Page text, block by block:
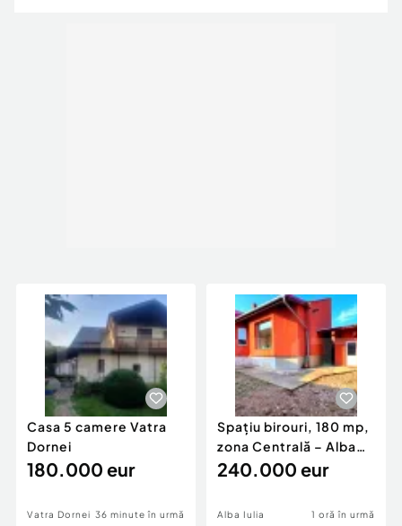
Casa 5 camere Vatra
Dornei
180.000 eur
Vatra Dornei 36 minute în urmă
Spațiu birouri, 180 mp,
zona Centrală – Alba
Iulia
240.000 eur
Alba Iulia 1 oră în urmă